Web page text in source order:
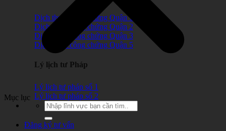
Dịch thuật công chứng Quận 1
Dịch thuật công chứng Quận 2
Dịch thuật công chứng Quận 3
Dịch thuật công chứng Quận 5
Lý lịch tư Pháp
Lý lịch tư pháp số 1
Lý lịch tư pháp số 2
Đăng ký tư vấn
Mục lục